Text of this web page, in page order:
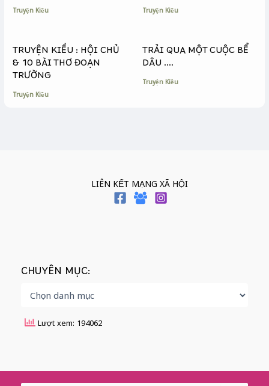
Truyện Kiều Truyện Kiều
TRUYỆN KIỀU : HỘI CHỦ
& 10 BÀI THƠ ĐOẠN
TRƯỜNG
Truyện Kiều
TRẢI QUA MỘT CUỘC BỂ
DÂU ….
Truyện Kiều
LIÊN KẾT MẠNG XÃ HỘI
CHUYÊN MỤC:
Lượt xem: 194062